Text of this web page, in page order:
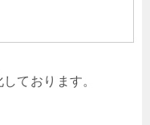
ております。